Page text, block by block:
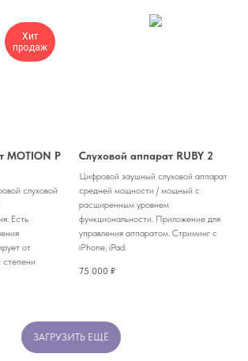
Хит
продаж
MOTION P
слуховой
Есть
от
степени
Слуховой аппарат RUBY 2
Цифровой заушный слуховой аппарат
средней мощности / мощный с
расширенным уровнем
функциональности. Приложение для
управления аппаратом. Стриминг с
iPhone, iPad.
75 000 ₽
ЗАГРУЗИТЬ ЕЩЁ